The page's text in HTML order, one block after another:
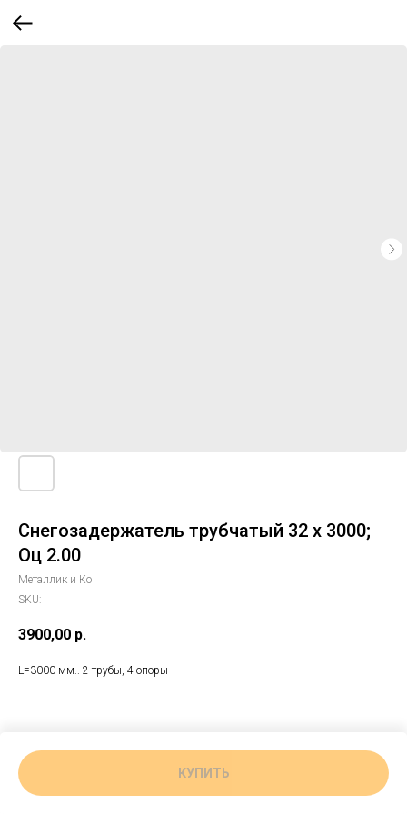
Снегозадержатель трубчатый 32 х 3000;
Оц 2.00
Металлик и Ко
SKU:
3900,00 р.
КУПИТЬ
L=3000 мм.. 2 трубы, 4 опоры